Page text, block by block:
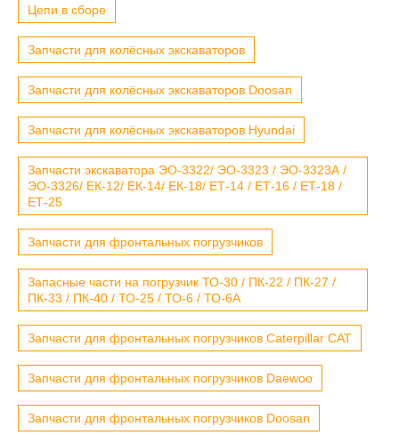
Цепи в сборе
Запчасти для колёсных экскаваторов
Запчасти для колёсных экскаваторов Doosan
Запчасти для колёсных экскаваторов Hyundai
Запчасти экскаватора ЭО-3322/ ЭО-3323 / ЭО-3323А /
ЭО-3326/ ЕК-12/ ЕК-14/ ЕК-18/ ЕТ-14 / ЕТ-16 / ЕТ-18 /
ЕТ-25
Запчасти для фронтальных погрузчиков
Запасные части на погрузчик ТО-30 / ПК-22 / ПК-27 /
ПК-33 / ПК-40 / ТО-25 / ТО-6 / ТО-6А
Запчасти для фронтальных погрузчиков Caterpillar CAT
Запчасти для фронтальных погрузчиков Daewoo
Запчасти для фронтальных погрузчиков Doosan